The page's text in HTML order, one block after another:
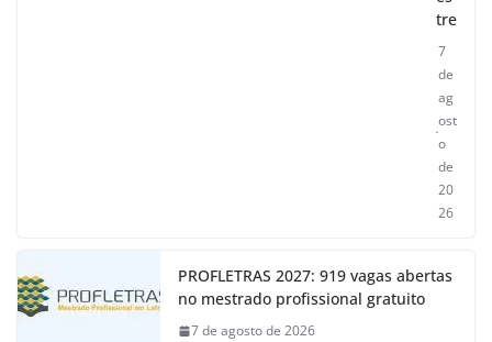
tre
7
de
ag
ost
o
de
20
26
PROFLETRAS 2027: 919 vagas abertas
no mestrado profissional gratuito
7 de agosto de 2026